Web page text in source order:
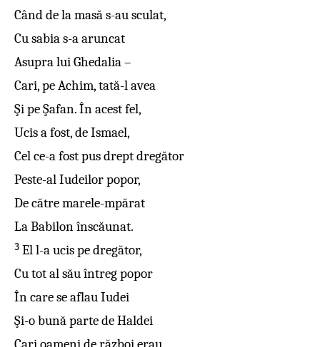
Când de la masă s-au sculat,
Cu sabia s-a aruncat
Asupra lui Ghedalia –
Cari, pe Achim, tată-l avea
Şi pe Şafan. În acest fel,
Ucis a fost, de Ismael,
Cel ce-a fost pus drept dregător
Peste-al Iudeilor popor,
De către marele-mpărat
La Babilon înscăunat.
3 El l-a ucis pe dregător,
Cu tot al său întreg popor
În care se aflau Iudei
Şi-o bună parte de Haldei